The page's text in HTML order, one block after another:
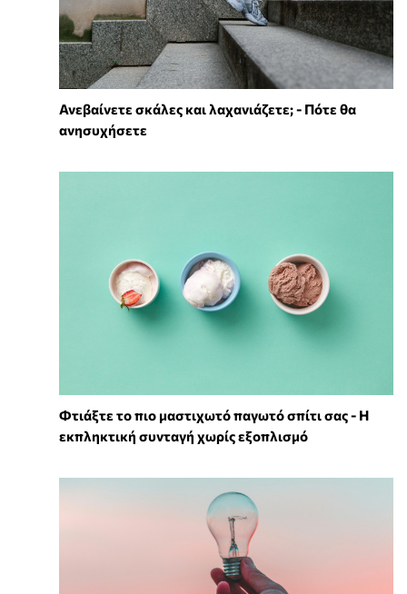
Ανεβαίνετε σκάλες και λαχανιάζετε; - Πότε θα
ανησυχήσετε
Φτιάξτε το πιο μαστιχωτό παγωτό σπίτι σας - Η
εκπληκτική συνταγή χωρίς εξοπλισμό